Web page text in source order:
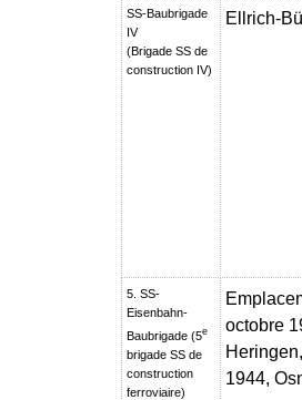
SS-Baubrigade
IV
(Brigade SS de
construction IV)
Ellrich-
5. SS-
Eisenbahn-
Baubrigade (5e
brigade SS de
construction
ferroviaire)
octobre
1944,